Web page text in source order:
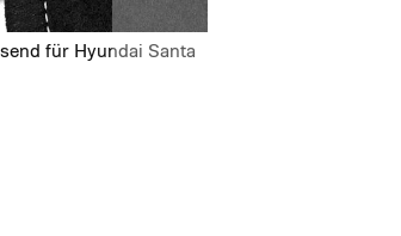
für Hyundai Santa